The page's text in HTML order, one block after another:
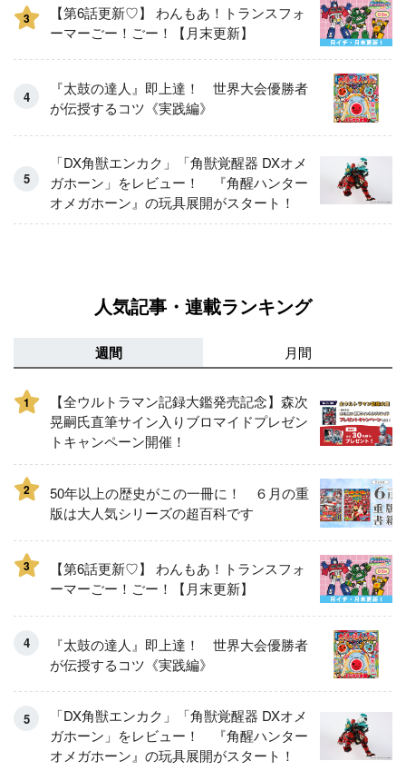
3
【第6話更新♡】 わんもあ！トランスフォ
ーマーごー！ごー！【月末更新】
『太鼓の達人』即上達！ 世界大会優勝者
が伝授するコツ《実践編》
「DX角獣エンカク」「角獣覚醒器 DXオメ
ガホーン」をレビュー！ 『角醒ハンター
オメガホーン』の玩具展開がスタート！
人気記事・連載ランキング
週間 月間
1
【全ウルトラマン記録大鑑発売記念】森次
晃嗣氏直筆サイン入りブロマイドプレゼン
トキャンペーン開催！
2
50年以上の歴史がこの一冊に！ ６月の重
版は大人気シリーズの超百科です
3
【第6話更新♡】 わんもあ！トランスフォ
ーマーごー！ごー！【月末更新】
『太鼓の達人』即上達！ 世界大会優勝者
が伝授するコツ《実践編》
「DX角獣エンカク」「角獣覚醒器 DXオメ
ガホーン」をレビュー！ 『角醒ハンター
オメガホーン』の玩具展開がスタート！